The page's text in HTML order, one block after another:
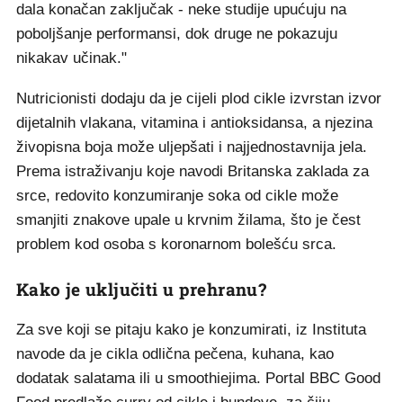
dala konačan zaključak - neke studije upućuju na
poboljšanje performansi, dok druge ne pokazuju
nikakav učinak."
Nutricionisti dodaju da je cijeli plod cikle izvrstan izvor
dijetalnih vlakana, vitamina i antioksidansa, a njezina
živopisna boja može uljepšati i najjednostavnija jela.
Prema istraživanju koje navodi Britanska zaklada za
srce, redovito konzumiranje soka od cikle može
smanjiti znakove upale u krvnim žilama, što je čest
problem kod osoba s koronarnom bolešću srca.
Kako je uključiti u prehranu?
Za sve koji se pitaju kako je konzumirati, iz Instituta
navode da je cikla odlična pečena, kuhana, kao
dodatak salatama ili u smoothiejima. Portal BBC Good